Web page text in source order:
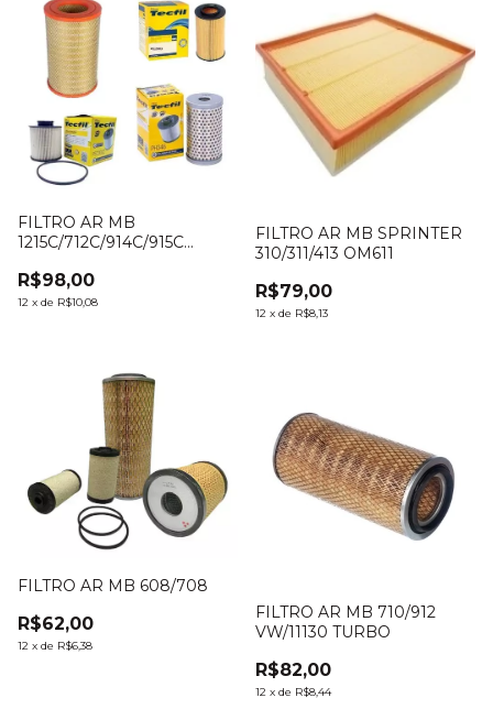
FILTRO AR MB
1215C/712C/914C/915C
R$98,00
12 x de R$10,08
FILTRO AR MB SPRINTER
310/311/413 OM611
R$79,00
12 x de R$8,13
FILTRO AR MB 608/708
R$62,00
12 x de R$6,38
FILTRO AR MB 710/912
VW/11130 TURBO
R$82,00
12 x de R$8,44